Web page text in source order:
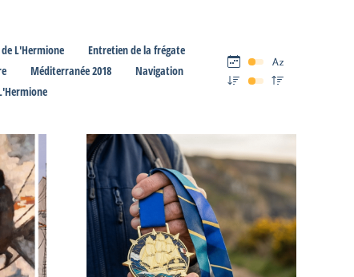
L'Hermione
Entretien de la frégate
Méditerranée 2018
Navigation